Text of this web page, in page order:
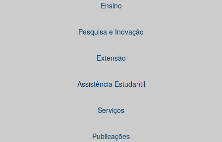
Ensino
Pesquisa e Inovação
Extensão
Assistência Estudantil
Serviços
Publicações